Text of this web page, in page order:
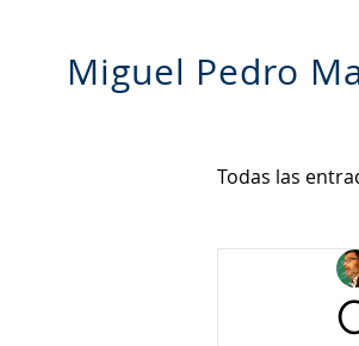
Miguel Pedro
Todas las